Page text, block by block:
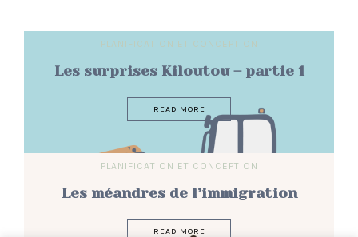
PLANIFICATION ET CONCEPTION
Les surprises Kiloutou – partie 1
READ MORE
PLANIFICATION ET CONCEPTION
Les méandres de l’immigration
READ MORE